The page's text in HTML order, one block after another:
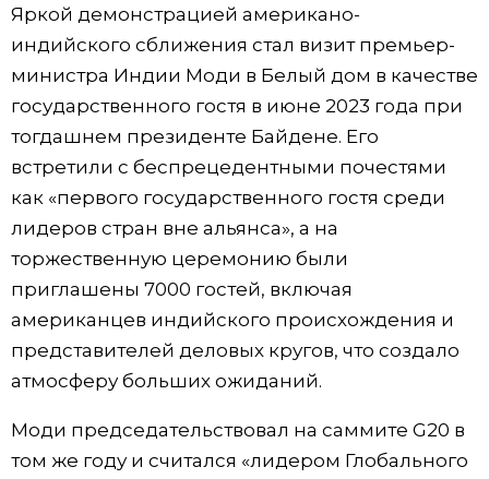
Яркой демонстрацией американо-
индийского сближения стал визит премьер-
министра Индии Моди в Белый дом в качестве
государственного гостя в июне 2023 года при
тогдашнем президенте Байдене. Его
встретили с беспрецедентными почестями
как «первого государственного гостя среди
лидеров стран вне альянса», а на
торжественную церемонию были
приглашены 7000 гостей, включая
американцев индийского происхождения и
представителей деловых кругов, что создало
атмосферу больших ожиданий.
Моди председательствовал на саммите G20 в
том же году и считался «лидером Глобального